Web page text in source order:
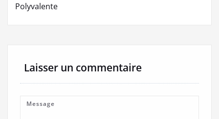
Polyvalente
Laisser un commentaire